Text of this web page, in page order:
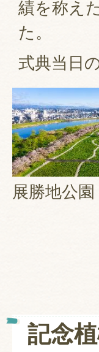
績を称え
た。
式典当日
展勝地公園
記念